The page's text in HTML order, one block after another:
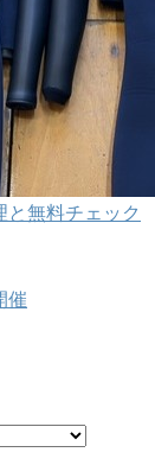
無料チェック
催